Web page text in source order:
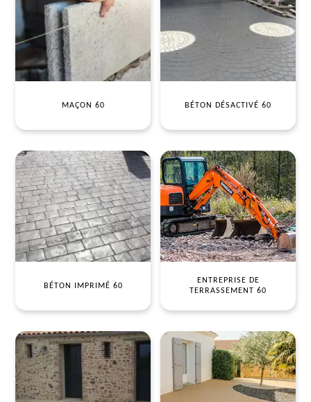
MAÇON 60 BÉTON DÉSACTIVÉ 60
BÉTON IMPRIMÉ 60
ENTREPRISE DE
TERRASSEMENT 60